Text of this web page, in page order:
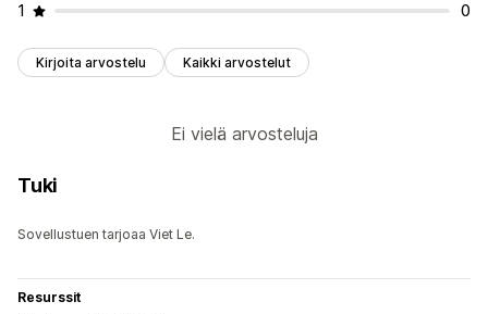
1 0
Kirjoita arvostelu Kaikki arvostelut
Ei vielä arvosteluja
Tuki
Sovellustuen tarjoaa Viet Le.
Resurssit